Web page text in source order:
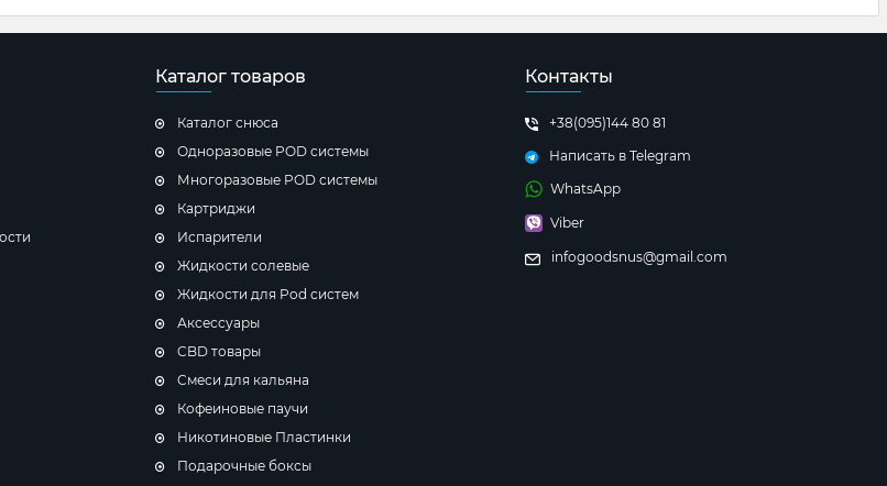
Каталог товаров
Каталог снюса
Одноразовые POD системы
Многоразовые POD системы
Картриджи
Испарители
Жидкости солевые
Жидкости для Pod систем
Аксессуары
CBD товары
Cмеси для кальяна
Кофеиновые паучи
Никотиновые Пластинки
Подарочные боксы
Контакты
+38(095)144 80 81
Написать в Telegram
WhatsApp
Viber
infogoodsnus@gmail.com